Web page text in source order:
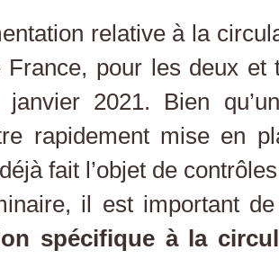
relative à la
France, pour les deux
2021. Bien
rapidement mise en
fait l’objet de
il est important de
spécifique à la